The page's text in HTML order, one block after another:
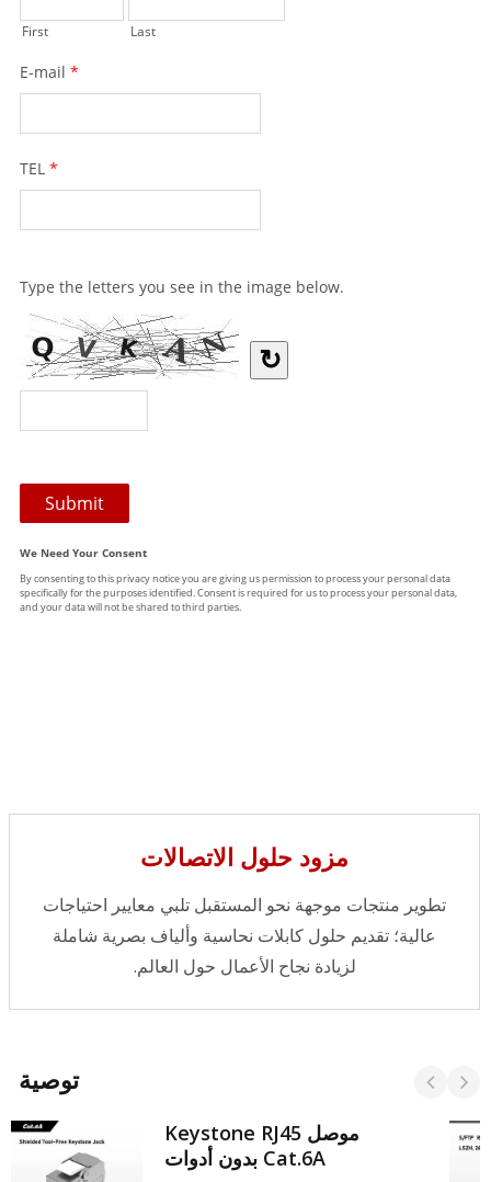
مزود حلول الاتصالات
تطوير منتجات موجهة نحو المستقبل تلبي معايير احتياجات
عالية؛ تقديم حلول كابلات نحاسية وألياف بصرية شاملة
لزيادة نجاح الأعمال حول العالم.
توصية
موصل Keystone RJ45
Cat.6A بدون أدوات